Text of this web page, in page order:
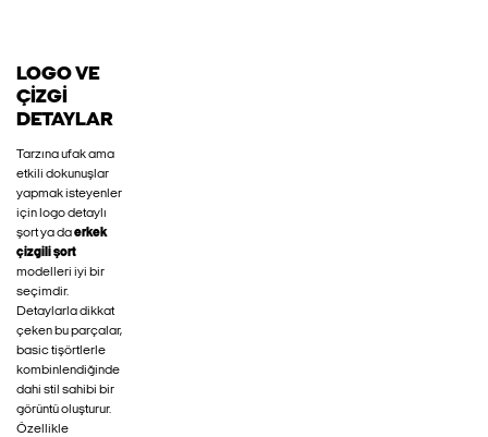
LOGO VE
ÇIZGI
DETAYLAR
Tarzına ufak ama
etkili dokunuşlar
yapmak isteyenler
için logo detaylı
şort ya daerkek
çizgili şort
modelleri iyi bir
seçimdir.
Detaylarla dikkat
çeken bu parçalar,
basic tişörtlerle
kombinlendiğinde
dahi stil sahibi bir
görüntü oluşturur.
Özellikle